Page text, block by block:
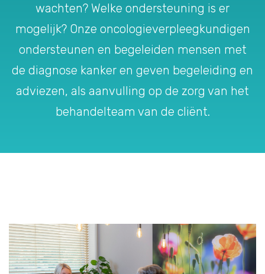
wachten? Welke ondersteuning is er
mogelijk? Onze oncologieverpleegkundigen
ondersteunen en begeleiden mensen met
de diagnose kanker en geven begeleiding en
adviezen, als aanvulling op de zorg van het
behandelteam van de cliënt.